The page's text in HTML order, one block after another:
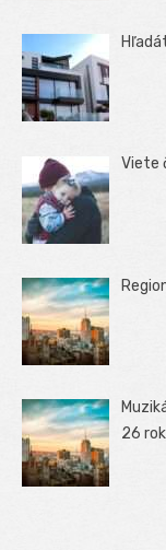
Viete
26